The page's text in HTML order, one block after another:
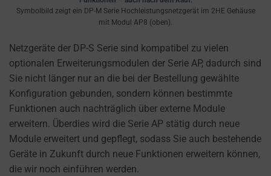
Symbolbild zeigt ein DP-M Serie Hochleistungsnetzgerät im 2HE Gehäuse
mit Modul AP8 (oben).
Netzgeräte der DP-S Serie sind kompatibel zu vielen
optionalen Erweiterungsmodulen der Serie AP, dadurch sind
Sie nicht länger nur an die bei der Bestellung gewählte
Konfiguration gebunden, sondern können bestimmte
Funktionen auch nachträglich über externe Module
erweitern. Überdies wird die Serie AP stätig durch neue
Module erweitert und gepflegt, sodass Sie auch bestehende
Geräte in Zukunft durch neue Funktionen erweitern können,
die wir noch einführen werden.
information
stored
shared.
also
explains
how
you
can